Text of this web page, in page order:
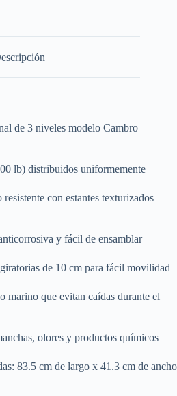
de 3 niveles modelo Cambro
lb) distribuidos uniformemente
con estantes texturizados
y fácil de ensamblar
de 10 cm para fácil movilidad
marino que evitan caídas durante el
olores y productos químicos
83.5 cm de largo x 41.3 cm de ancho